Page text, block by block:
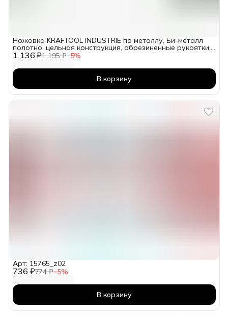
1 136 ₽1 195 ₽−5%
Ножовка KRAFTOOL INDUSTRIE по металлу, Би-металл
полотно ,цельная конструкция, обрезиненные рукоятки,
300мм
В корзину
736 ₽774 ₽−5%
Арт: 15765_z02
В корзину